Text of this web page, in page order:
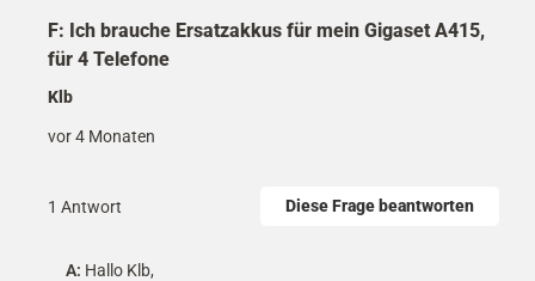
F: Ich brauche Ersatzakkus für mein Gigaset A415,
für 4 Telefone
Klb
vor 4 Monaten
1 Antwort Diese Frage beantworten
A: Hallo Klb,